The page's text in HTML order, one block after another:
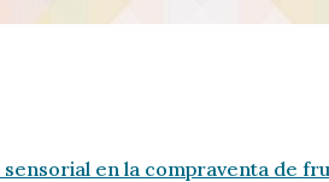
en la compraventa de